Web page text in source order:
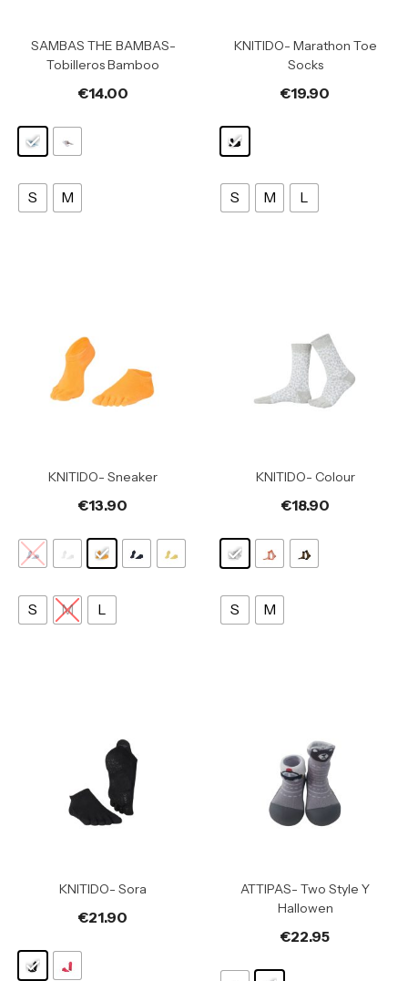
SAMBAS THE BAMBAS-
Tobilleros Bamboo
€14.00
S M
KNITIDO- Marathon Toe
Socks
€19.90
S M L
KNITIDO- Sneaker
€13.90
S M L
KNITIDO- Colour
€18.90
S M
KNITIDO- Sora
€21.90
ATTIPAS- Two Style Y
Hallowen
€22.95